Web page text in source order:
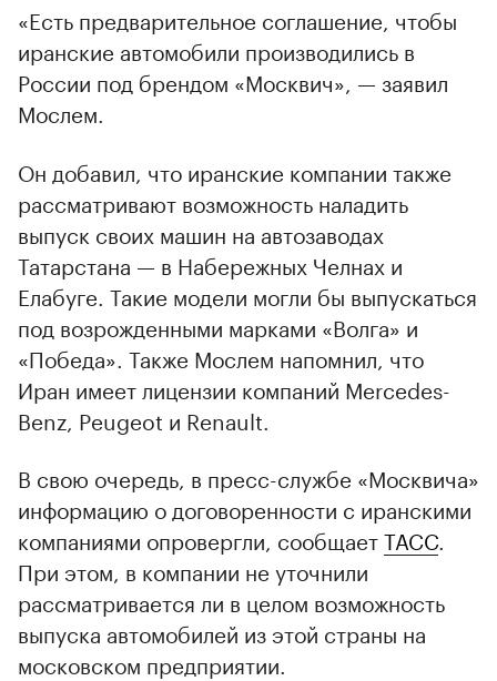
«Есть предварительное соглашение, чтобы
иранские автомобили производились в
России под брендом «Москвич», — заявил
Мослем.
Он добавил, что иранские компании также
рассматривают возможность наладить
выпуск своих машин на автозаводах
Татарстана — в Набережных Челнах и
Елабуге. Такие модели могли бы выпускаться
под возрожденными марками «Волга» и
«Победа». Также Мослем напомнил, что
Иран имеет лицензии компаний Mercedes-
Benz, Peugeot и Renault.
В свою очередь, в пресс-службе «Москвича»
информацию о договоренности с иранскими
компаниями опровергли, сообщаетТАСС
При этом, в компании не уточнили
рассматривается ли в целом возможность
выпуска автомобилей из этой страны на
московском предприятии.